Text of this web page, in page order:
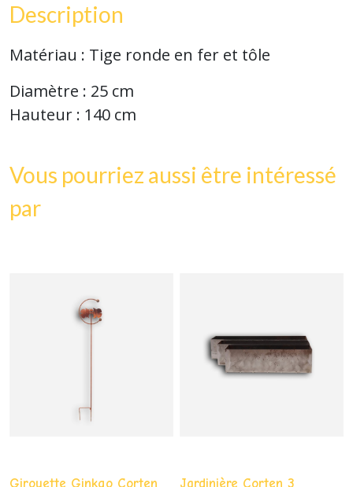
Description
Matériau : Tige ronde en fer et tôle
Diamètre : 25 cm
Hauteur : 140 cm
Vous pourriez aussi être intéressé
par
Girouette Ginkgo Corten Jardinière Corten 3